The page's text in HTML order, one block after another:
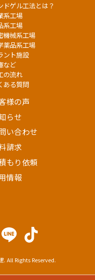
ドゲル工法とは？
系工場
系工場
機械系工場
薬品系工場
ント施設
など
の流れ
ある質問
様の声
らせ
い合わせ
請求
もり依頼
情報
All Rights Reserved.